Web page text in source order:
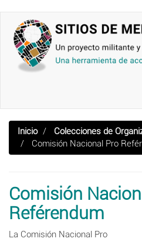
contenido
principal
Inicio
Colecciones de
Comisión Nacional Pro
Comisión
Reférendum
La Comisión Nacional Pro